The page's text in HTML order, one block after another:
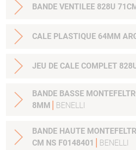
BANDE VENTILEE 828U
CALE PLASTIQUE 64MM
JEU DE CALE COMPLET
BANDE BASSE
8MM
BENELLI
BANDE HAUTE
CM NS F0148401
BENELLI